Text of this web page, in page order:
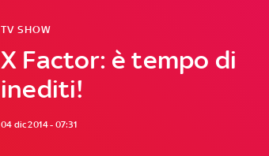
X Factor: è tempo di
inediti!
TV SHOW
04 dic 2014 - 07:31